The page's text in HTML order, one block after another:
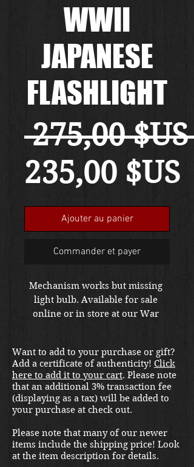
WWII
JAPANESE
FLASHLIGHT
275,00 $US
235,00 $US
Ajouter au panier
Commander et payer
Mechanism works but missing
light bulb. Available for sale
online or in store at our War
Want to add to your purchase or gift?
Add a certificate of authenticity! Click
here to add it to your cart. Please note
that an additional 3% transaction fee
(displaying as a tax) will be added to
your purchase at check out.
Please note that many of our newer
items include the shipping price! Look
at the item description for details.